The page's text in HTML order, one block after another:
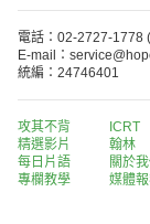
電話：02-2727-1778
E-mail：
統編：24746401
攻其不背
精選影片
每日片語
專欄教學
ICRT
翰林
關於
媒體